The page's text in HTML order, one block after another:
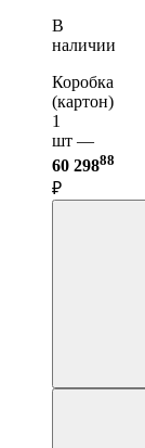
В
наличии
Коробка
(картон)
1
шт —
60 29888
₽